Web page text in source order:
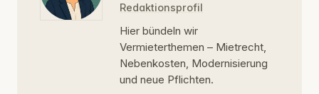
Redaktionsprofil
Hier bündeln wir
Vermieterthemen – Mietrecht,
Nebenkosten, Modernisierung
und neue Pflichten.